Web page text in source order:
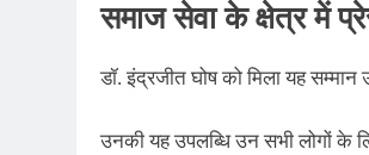
समाज सेवा के क्षेत्र में
डॉ. इंद्रजीत घोष को मिला यह
उनकी यह उपलब्धि उन सभी लोगों के